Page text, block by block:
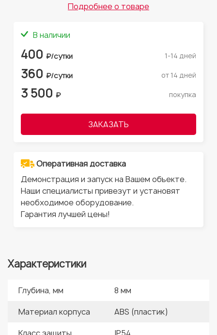
Подробнее о товаре
В наличии
400 ₽/сутки 1-14 дней
360 ₽/сутки от 14 дней
3 500 ₽ покупка
ЗАКАЗАТЬ
Оперативная доставка
Демонстрация и запуск на Вашем объекте.
Наши специалисты привезут и установят
необходимое оборудование.
Гарантия лучшей цены!
Характеристики
Глубина, мм
8 мм
Материал корпуса
ABS (пластик)